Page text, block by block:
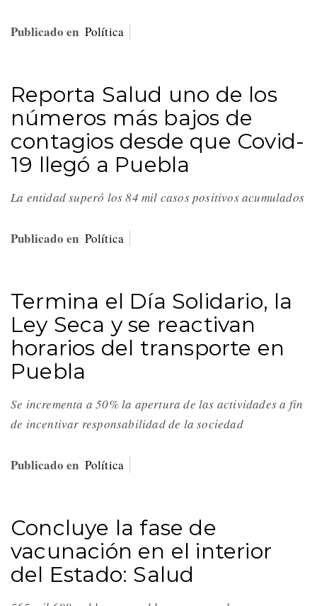
Publicado en Política
Reporta Salud uno de los
números más bajos de
contagios desde que Covid-
19 llegó a Puebla
La entidad superó los 84 mil casos positivos acumulados
Publicado en Política
Termina el Día Solidario, la
Ley Seca y se reactivan
horarios del transporte en
Puebla
Se incrementa a 50% la apertura de las actividades a fin
de incentivar responsabilidad de la sociedad
Publicado en Política
Concluye la fase de
vacunación en el interior
del Estado: Salud